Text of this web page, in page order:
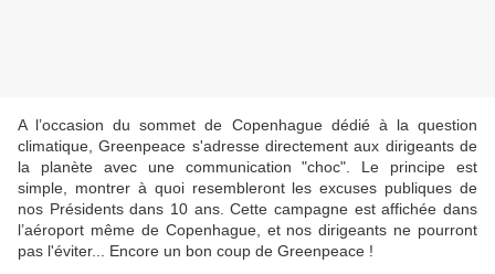
A l’occasion du sommet de Copenhague dédié à la question
climatique, Greenpeace s'adresse directement aux dirigeants de
la planète avec une communication "choc". Le principe est
simple, montrer à quoi resembleront les excuses publiques de
nos Présidents dans 10 ans. Cette campagne est affichée dans
l’aéroport même de Copenhague, et nos dirigeants ne pourront
pas l'éviter... Encore un bon coup de Greenpeace !